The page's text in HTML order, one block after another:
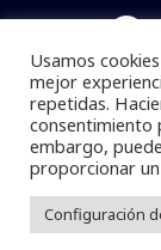
Se prohibe el
Usamos
mejor
repetidas.
consentimiento
embargo,
proporcionar
Configuración